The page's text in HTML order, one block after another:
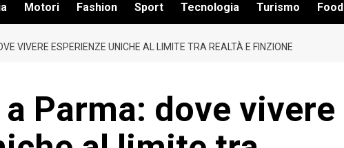
Motori Fashion Sport Tecnologia Turismo Food
VIVERE ESPERIENZE UNICHE AL LIMITE TRA REALTÀ E FINZIONE
Parma: dove vivere